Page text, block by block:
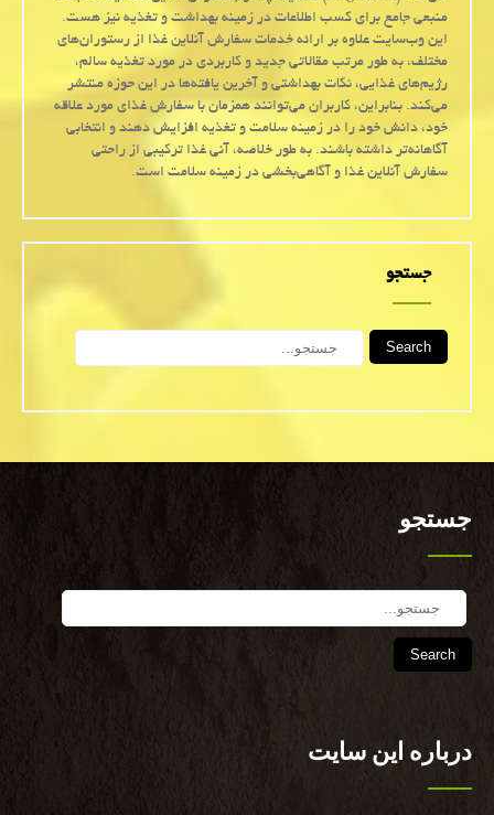
منبعی جامع برای کسب اطلاعات در زمینه بهداشت و تغذیه نیز هست.
این وب‌سایت علاوه بر ارائه خدمات سفارش آنلاین غذا از رستوران‌های
مختلف، به طور مرتب مقالاتی جدید و کاربردی در مورد تغذیه سالم،
رژیم‌های غذایی، نکات بهداشتی و آخرین یافته‌ها در این حوزه منتشر
می‌کند. بنابراین، کاربران می‌توانند همزمان با سفارش غذای مورد علاقه
خود، دانش خود را در زمینه سلامت و تغذیه افزایش دهند و انتخابی
آگاهانه‌تر داشته باشند. به طور خلاصه، آنی غذا ترکیبی از راحتی
سفارش آنلاین غذا و آگاهی‌بخشی در زمینه سلامت است.
جستجو
Search
جستجو
Search
درباره این سایت